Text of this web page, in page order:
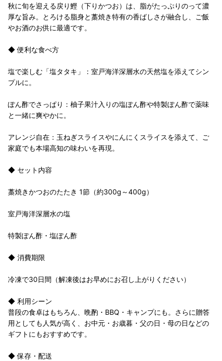
秋に旬を迎える戻り鰹（下りかつお）は、脂がたっぷりのって濃
厚な旨み。とろける脂身と藁焼き特有の香ばしさが融合し、ご飯
やお酒のお供に最適です。
◆ 便利な食べ方
塩で楽しむ「塩タタキ」：室戸海洋深層水の天然塩を添えてシン
プルに。
ぽん酢でさっぱり：柚子果汁入りの塩ぽん酢や特製ぽん酢で薬味
と一緒に爽やかに。
アレンジ自在：玉ねぎスライスやにんにくスライスを添えて、ご
家庭でも本場高知の味わいを再現。
◆ セット内容
藁焼きかつおのたたき 1節（約300g～400g）
室戸海洋深層水の塩
特製ぽん酢・塩ぽん酢
◆ 消費期限
冷凍で30日間（解凍後はお早めにお召し上がりください）
◆ 利用シーン
普段の食卓はもちろん、晩酌・BBQ・キャンプにも。さらに贈答
用としても人気が高く、お中元・お歳暮・父の日・母の日などの
ギフトにもおすすめです。
◆ 保存・配送